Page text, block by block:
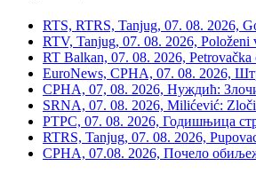
RTS, RTRS, Tanjug, 07. 08. 2026,
RTV, Tanjug, 07. 08. 2026,
RT Balkan, 07. 08. 2026, Petrovačka
EuroNews, СРНА, 07. 08. 2026,
СРНА, 07, 08. 2026, Нуждић:
SRNA, 07. 08. 2026, Milićević:
РТРС, 07. 08. 2026, Годишњица
RTRS, Tanjug, 07. 08. 2026,
СРНА, 07.08. 2026, Почело